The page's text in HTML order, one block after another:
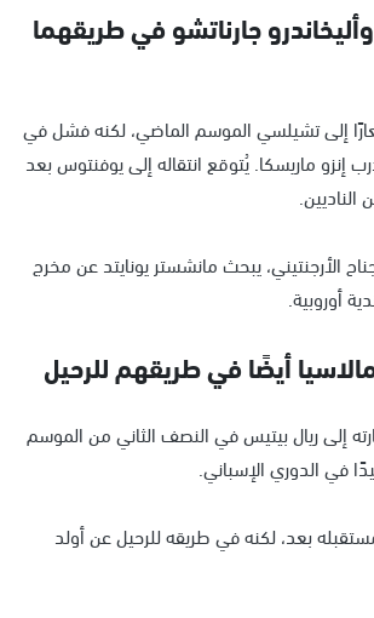
جارناتشو في طريقهما
إلى تشيلسي الموسم الماضي، لكنه فشل في
إنزو ماريسكا. يُتوقع انتقاله إلى يوفنتوس بعد
الأرجنتيني، يبحث مانشستر يونايتد عن مخرج
أوروبية.
أيضًا في طريقهم للرحيل
إلى ريال بيتيس في النصف الثاني من الموسم
في الدوري الإسباني.
بعد، لكنه في طريقه للرحيل عن أولد